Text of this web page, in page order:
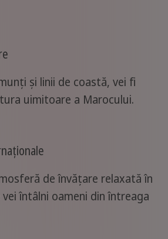
și linii de coastă, vei fi
uimitoare a Marocului.
de învățare relaxată în
întâlni oameni din întreaga